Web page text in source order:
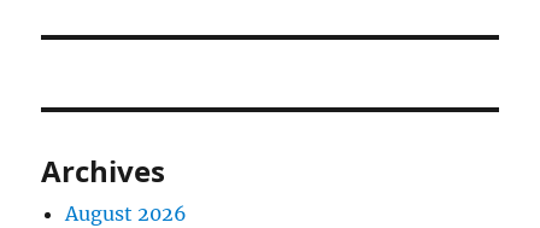
Archives
August 2026